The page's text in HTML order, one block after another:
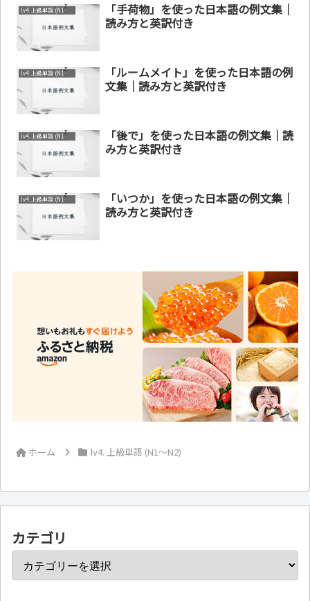
lv4. 上級単語 (N1～N2)
「手荷物」を使った日本語の例文集｜
読み方と英訳付き
lv4. 上級単語 (N1～N2)
「ルームメイト」を使った日本語の例
文集｜読み方と英訳付き
lv4. 上級単語 (N1～N2)
「後で」を使った日本語の例文集｜読
み方と英訳付き
lv4. 上級単語 (N1～N2)
「いつか」を使った日本語の例文集｜
読み方と英訳付き
ホーム lv4. 上級単語 (N1～N2)
カテゴリ